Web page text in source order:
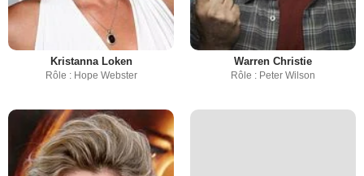
Kristanna Loken
Rôle : Hope Webster
Warren Christie
Rôle : Peter Wilson